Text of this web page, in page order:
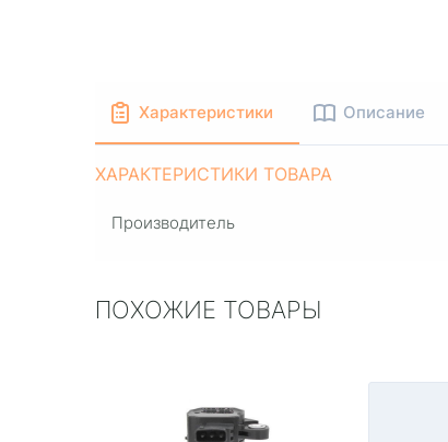
Характеристики Описание
ХАРАКТЕРИСТИКИ ТОВАРА
Производитель
ПОХОЖИЕ ТОВАРЫ